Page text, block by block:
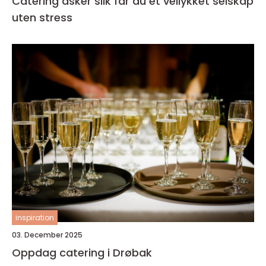
uten stress
inspiration
03. December 2025
Oppdag catering i Drøbak